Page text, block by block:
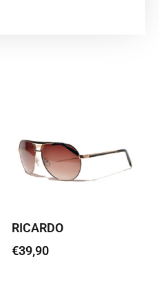
RICARDO
€39,90